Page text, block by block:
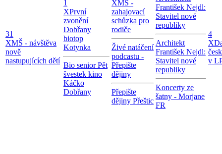
31
XMŠ - návštěva
nově
nastupujících dětí
1
XPrvní
zvonění
Dobřany
biotop
Kotynka
Bio senior Pět
švestek kino
Káčko
Dobřany
XMŠ -
zahajovací
schůzka pro
rodiče
Živé natáčení
podcastu -
Přepište
dějiny
Přepište
dějiny Přeštic
František Nejdl:
Stavitel nové
republiky
Architekt
František Nejdl:
Stavitel nové
republiky
Koncerty ze
šatny - Morjane
FR
4
X
v